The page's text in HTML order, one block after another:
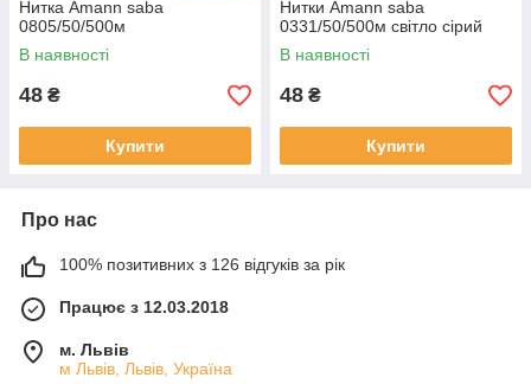
Нитка Amann saba
0805/50/500м
В наявності
48 ₴
Купити
Нитки Amann saba
0331/50/500м світло сірий
В наявності
48 ₴
Купити
Про нас
100% позитивних з 126 відгуків за рік
Працює з 12.03.2018
м. Львів
м Львів, Львів, Україна